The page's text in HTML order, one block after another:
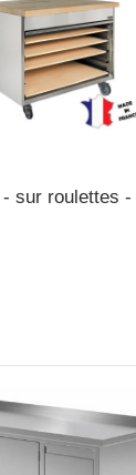
sur roulettes